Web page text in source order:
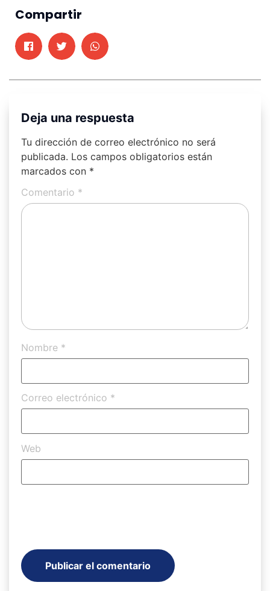
Compartir
Deja una respuesta
Tu dirección de correo electrónico no será
publicada. Los campos obligatorios están
marcados con *
Comentario *
Nombre *
Correo electrónico *
Web